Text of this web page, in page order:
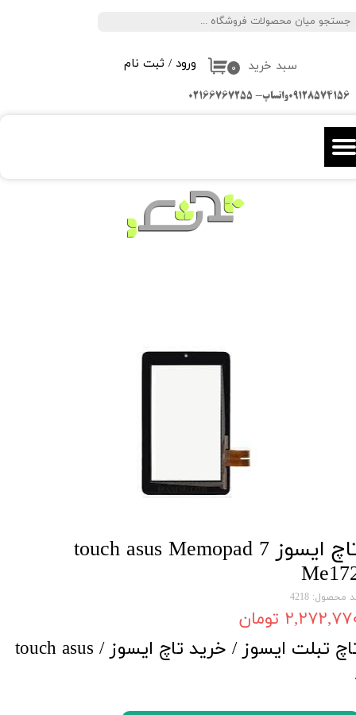
ورود / ثبت نام
تغییر گذر واژه
سفارشات
خروج از حساب کاربری
۰ سبد خرید
تاچ ایسوز touch asus Memopad 7
محصول: 4218
تومان
تاچ تبلت ایسوز / خرید تاچ ایسوز / touch asus